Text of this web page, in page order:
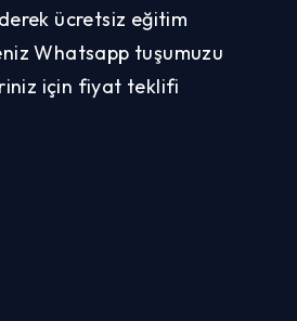
ücretsiz eğitim
Whatsapp tuşumuzu
için fiyat teklifi